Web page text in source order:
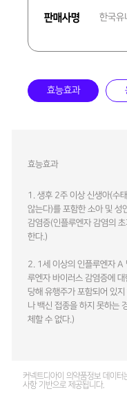
판매사명 한국
효능효과
효능효과
1. 생후 2주 이상 신생아(수
않는다)를 포함한 소아 및 성
감염증(인플루엔자 감염의
한다.)
2. 1세 이상의 인플루엔자 A
루엔자 바이러스 감염증에
당해 유행주가 포함되어 있
나 백신 접종을 하지 못하는
체할 수 없다.)
커넥트디아이 의약품정보 데이터
사항 기반으로 제공됩니다.